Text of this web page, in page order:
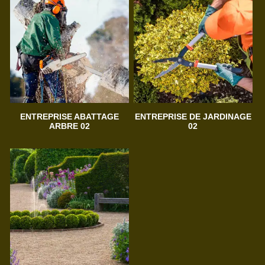
ENTREPRISE ABATTAGE
ARBRE 02
ENTREPRISE DE JARDINAGE
02